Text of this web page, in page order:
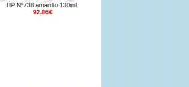
HP Nº738 amarillo 130ml.
92.86€